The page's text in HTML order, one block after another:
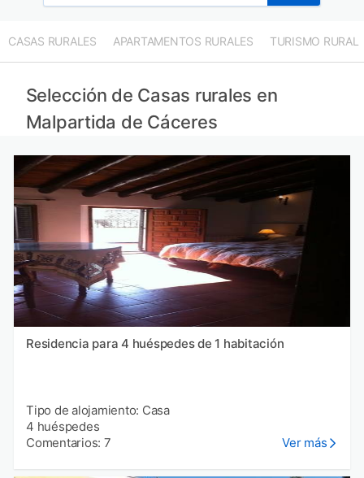
CASAS RURALES APARTAMENTOS RURALES TURISMO RURAL
Selección de Casas rurales en
Malpartida de Cáceres
Residencia para 4 huéspedes de 1 habitación
Tipo de alojamiento: Casa
4 huéspedes
Comentarios: 7
Ver más